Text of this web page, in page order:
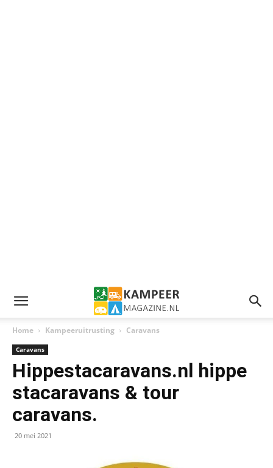
Home Kampeeruitrusting Caravans
Caravans
Hippestacaravans.nl hippe
stacaravans & tour
caravans.
20 mei 2021